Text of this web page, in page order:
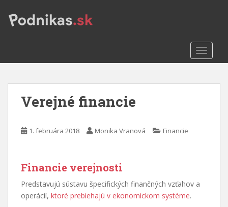
o
Verejné financie
1. februára 2018 Monika Vranová Financie
Financie verejnosti
Predstavujú sústavu špecifických finančných vzťahov a
operácií, ktoré prebiehajú v ekonomickom systéme.